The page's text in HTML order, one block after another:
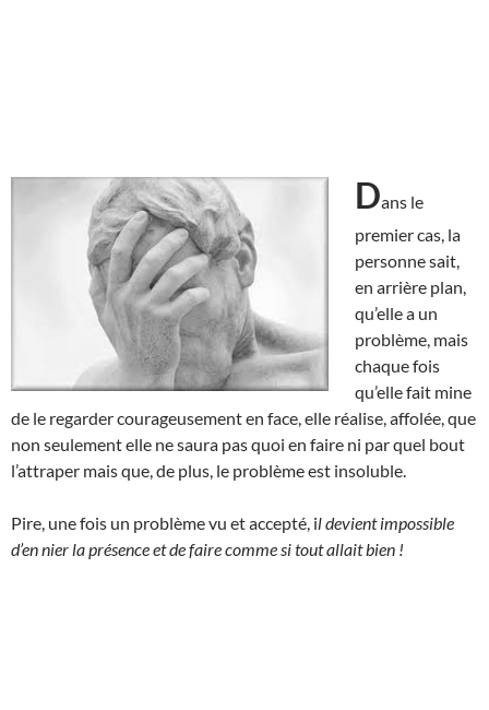
Dans le
premier cas, la
personne sait,
en arrière plan,
qu’elle a un
problème, mais
chaque fois
qu’elle fait mine
de le regarder courageusement en face, elle réalise, affolée, que
non seulement elle ne saura pas quoi en faire ni par quel bout
l’attraper mais que, de plus, le problème est insoluble.
Pire, une fois un problème vu et accepté, il devient impossible
d’en nier la présence et de faire comme si tout allait bien !